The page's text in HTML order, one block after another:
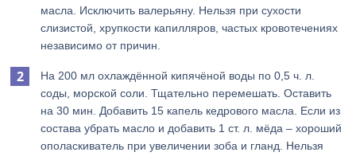
масла. Исключить валерьяну. Нельзя при сухости
слизистой, хрупкости капилляров, частых кровотечениях
независимо от причин.
На 200 мл охлаждённой кипячёной воды по 0,5 ч. л.
соды, морской соли. Тщательно перемешать. Оставить
на 30 мин. Добавить 15 капель кедрового масла. Если из
состава убрать масло и добавить 1 ст. л. мёда – хороший
ополаскиватель при увеличении зоба и гланд. Нельзя